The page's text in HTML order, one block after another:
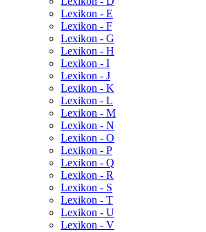
Lexikon - E
Lexikon - F
Lexikon - G
Lexikon - H
Lexikon - I
Lexikon - J
Lexikon - K
Lexikon - L
Lexikon - M
Lexikon - N
Lexikon - O
Lexikon - P
Lexikon - Q
Lexikon - R
Lexikon - S
Lexikon - T
Lexikon - U
Lexikon - V